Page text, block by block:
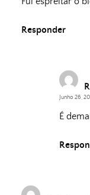
Responder
Junho 26,
É